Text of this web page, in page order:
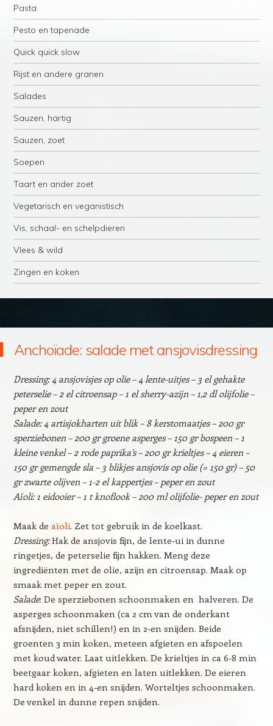
Pasta
Pesto en tapenade
Quick quick slow
Rijst en andere granen
Salades
Sauzen, hartig
Sauzen, zoet
Soepen
Taart en ander zoet
Vegetarisch en veganistisch
Vis, schaal- en schelpdieren
Vlees & wild
Zingen en koken
Anchoïade: salade met ansjovisdressing
Dressing: 4 ansjovisjes op olie – 4 lente-uitjes – 3 el gehakte
peterselie – 2 el citroensap – 1 el sherry-azijn – 1,2 dl olijfolie –
peper en zout
Salade: 4 artisjokharten uit blik – 8 kerstomaatjes – 200 gr
sperziebonen – 200 gr groene asperges – 150 gr bospeen – 1
kleine venkel – 2 rode paprika’s – 200 gr krieltjes – 4 eieren –
150 gr gemengde sla – 3 blikjes ansjovis op olie (= 150 gr) – 50
gr zwarte olijven – 1-2 el kappertjes – peper en zout
Aïoli: 1 eidooier – 1 t knoflook – 200 ml olijfolie- peper en zout
Maak de aïoli. Zet tot gebruik in de koelkast.
Dressing:Hak de ansjovis fijn, de lente-ui in dunne
ringetjes, de peterselie fijn hakken. Meng deze
ingrediënten met de olie, azijn en citroensap. Maak op
smaak met peper en zout.
Salade: De sperziebonen schoonmaken en halveren. De
asperges schoonmaken (ca 2 cm van de onderkant
afsnijden, niet schillen!) en in 2-en snijden. Beide
groenten 3 min koken, meteen afgieten en afspoelen
met koud water. Laat uitlekken. De krieltjes in ca 6-8 min
beetgaar koken, afgieten en laten uitlekken. De eieren
hard koken en in 4-en snijden. Worteltjes schoonmaken.
De venkel in dunne repen snijden.